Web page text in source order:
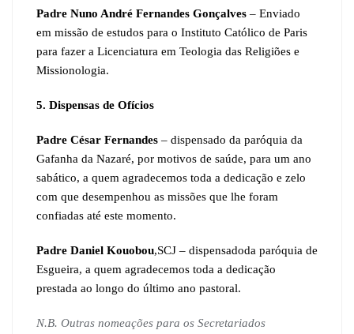
Padre Nuno André Fernandes Gonçalves – Enviado
em missão de estudos para o Instituto Católico de Paris
para fazer a Licenciatura em Teologia das Religiões e
Missionologia.
5. Dispensas de Ofícios
Padre César Fernandes – dispensado da paróquia da
Gafanha da Nazaré, por motivos de saúde, para um ano
sabático, a quem agradecemos toda a dedicação e zelo
com que desempenhou as missões que lhe foram
confiadas até este momento.
Padre Daniel Kouobou,SCJ – dispensadoda paróquia de
Esgueira, a quem agradecemos toda a dedicação
prestada ao longo do último ano pastoral.
N.B. Outras nomeações para os Secretariados